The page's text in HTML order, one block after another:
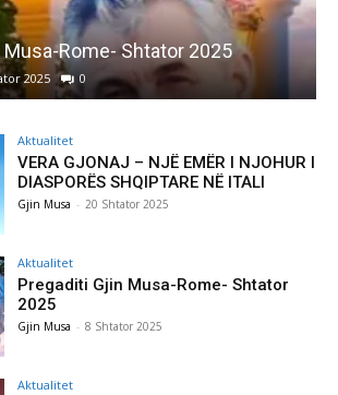
Rome- Shtator 2025
2025 0
Aktualitet
VERA GJONAJ – NJË EMËR I NJOHUR I
DIASPORËS SHQIPTARE NË ITALI
Gjin Musa - 20 Shtator 2025
Aktualitet
Pregaditi Gjin Musa-Rome- Shtator
2025
Gjin Musa - 8 Shtator 2025
Aktualitet